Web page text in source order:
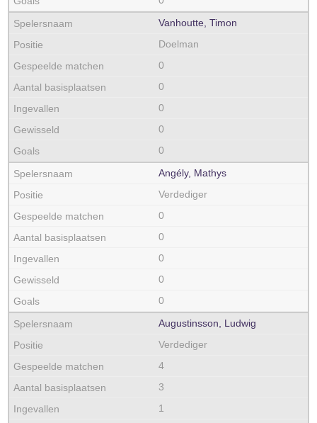
Vanhoutte, Timon
Doelman
0
0
0
0
0
Angély, Mathys
Verdediger
0
0
0
0
0
Augustinsson, Ludwig
Verdediger
4
3
1